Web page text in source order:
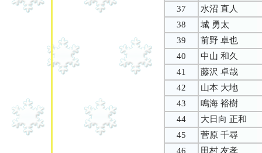
37
水沼 直人
38
城 勇太
39
前野 卓也
40
中山 和久
41
藤沢 卓哉
42
山本 大地
43
鳴海 裕樹
44
大日向 正和
45
菅原 千尋
46
田村 友孝